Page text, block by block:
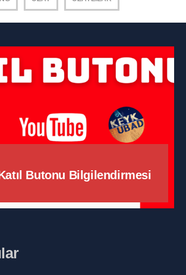
Butonu Bilgilendirmesi